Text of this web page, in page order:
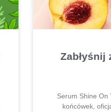
Zabłyśnij
Serum Shine On
końcówek,